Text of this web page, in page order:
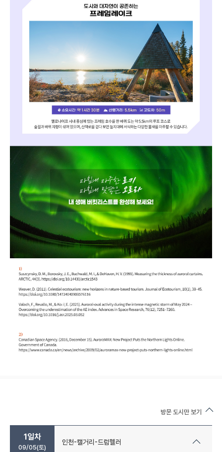
방문 도시만 보기
1일차
09/05(토)
인천-캘거리-드럼헬러